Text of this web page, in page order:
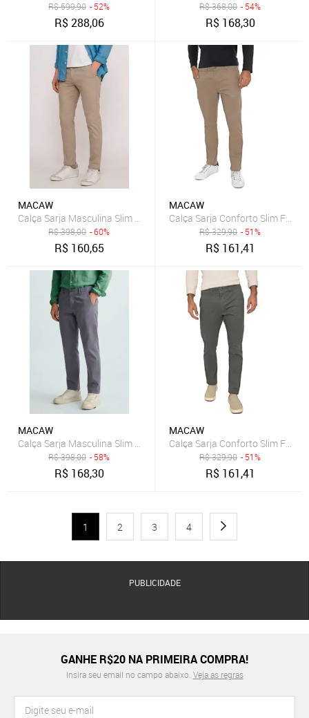
R$599,90 - 52%
R$288,06
R$368,00 - 54%
R$ 168,30
MACAW
Calça Sarja Masculina Slim Fit Elastano Casual Social Bege Escuro
R$398,00 - 60%
R$ 160,65
MACAW
Calça Sarja Conforto Slim Fit
R$329,90 - 51%
R$ 161,41
MACAW
R$398,00 - 58%
R$ 168,30
MACAW
Calça Sarja Conforto Slim Fit
R$329,90 - 51%
R$ 161,41
1 2 3 4
PUBLICIDADE
GANHE R$20 NA PRIMEIRA COMPRA!
Insira seu email no campo abaixo. Veja as regras